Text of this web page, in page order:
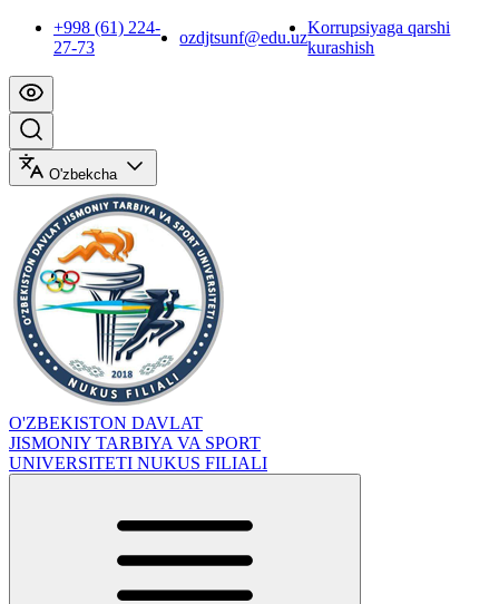
+998 (61) 224-
27-73
ozdjtsunf@edu.uz
Korrupsiyaga qarshi
kurashish
O'zbekcha
O'ZBEKISTON DAVLAT
JISMONIY TARBIYA VA SPORT
UNIVERSITETI NUKUS FILIALI